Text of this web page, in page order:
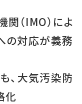
（IMO）によ
の対応が義務
、大気汚染防
化